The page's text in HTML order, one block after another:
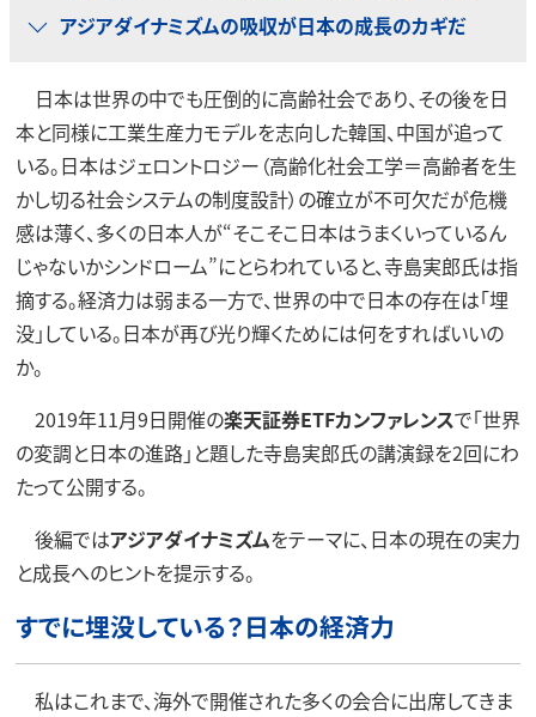
アジアダイナミズムの吸収が日本の成長のカギだ
日本は世界の中でも圧倒的に高齢社会であり、その後を日
本と同様に工業生産力モデルを志向した韓国、中国が追って
いる。日本はジェロントロジー（高齢化社会工学＝高齢者を生
かし切る社会システムの制度設計）の確立が不可欠だが危機
感は薄く、多くの日本人が“そこそこ日本はうまくいっているん
じゃないかシンドローム”にとらわれていると、寺島実郎氏は指
摘する。経済力は弱まる一方で、世界の中で日本の存在は「埋
没」している。日本が再び光り輝くためには何をすればいいの
か。
2019年11月9日開催の楽天証券ETFカンファレンスで「世界
の変調と日本の進路」と題した寺島実郎氏の講演録を2回にわ
たって公開する。
後編ではアジアダイナミズムをテーマに、日本の現在の実力
と成長へのヒントを提示する。
すでに埋没している？日本の経済力
私はこれまで、海外で開催された多くの会合に出席してきま